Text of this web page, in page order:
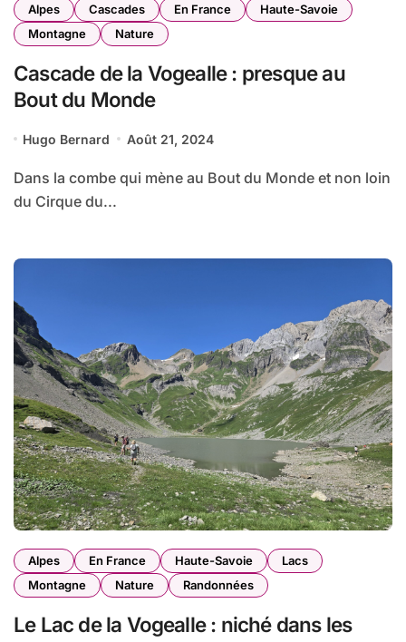
Alpes Cascades En France
Haute-Savoie
Montagne
Nature
Cascade de la Vogealle : presque au
Bout du Monde
Hugo Bernard Août 21, 2024
Dans la combe qui mène au Bout du Monde et non loin
du Cirque du...
Alpes En France Haute-Savoie
Lacs
Montagne
Nature Randonnées
Le Lac de la Vogealle : niché dans les